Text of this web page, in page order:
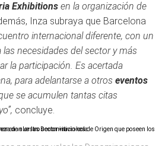
Exhibitions en la organización de
Inza subraya que Barcelona
internacional diferente, con un
necesidades del sector y más
la participación. Es acertada
para adelantarse a otros eventos
se acumulen tantas citas
concluye.